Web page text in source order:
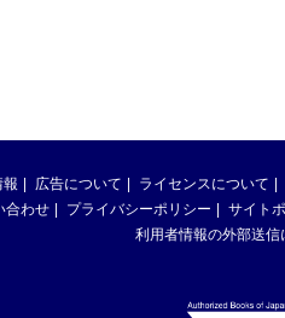
報 広告について ライセンスについて
合わせ プライバシーポリシー サイト
利用者情報の外部送信